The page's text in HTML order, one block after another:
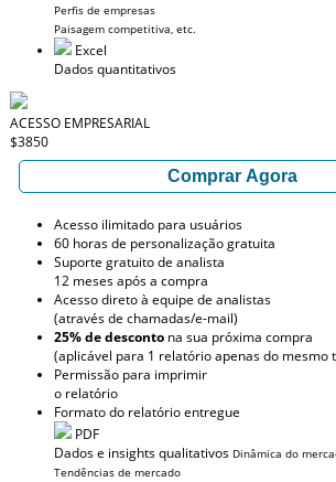
Perfis de empresas
Paisagem competitiva, etc.
Excel
Dados quantitativos
ACESSO EMPRESARIAL
$3850
Comprar Agora
Acesso ilimitado para usuários
60 horas de personalização gratuita
Suporte gratuito de analista
12 meses após a compra
Acesso direto à equipe de analistas
(através de chamadas/e-mail)
25% de desconto na sua próxima compra
(aplicável para 1 relatório apenas do mesmo
Permissão para imprimir
o relatório
Formato do relatório entregue
PDF
Dados e insights qualitativos Dinâmica do
Tendências de mercado